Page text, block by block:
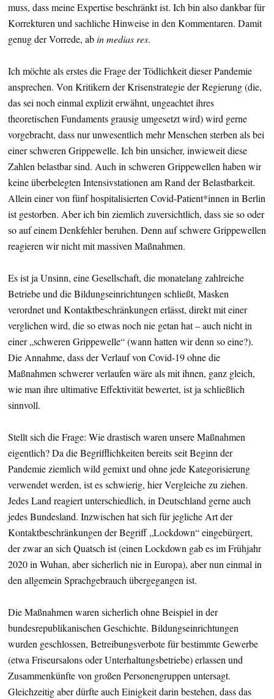
muss, dass meine Expertise beschränkt ist. Ich bin also dankbar für
Korrekturen und sachliche Hinweise in den Kommentaren. Damit
genug der Vorrede, abin medias res.
Ich möchte als erstes die Frage der Tödlichkeit dieser Pandemie
ansprechen. Von Kritikern der Krisenstrategie der Regierung (die,
das sei noch einmal explizit erwähnt, ungeachtet ihres
theoretischen Fundaments grausig umgesetzt wird) wird gerne
vorgebracht, dass nur unwesentlich mehr Menschen sterben als bei
einer schweren Grippewelle. Ich bin unsicher, inwieweit diese
Zahlen belastbar sind. Auch in schweren Grippewellen haben wir
keine überbelegten Intensivstationen am Rand der Belastbarkeit.
Allein einer von fünf hospitalisierten Covid-Patient*innen in Berlin
ist gestorben. Aber ich bin ziemlich zuversichtlich, dass sie so oder
so auf einem Denkfehler beruhen. Denn auf schwere Grippewellen
reagieren wir nicht mit massiven Maßnahmen.
Es ist ja Unsinn, eine Gesellschaft, die monatelang zahlreiche
Betriebe und die Bildungseinrichtungen schließt, Masken
verordnet und Kontaktbeschränkungen erlässt, direkt mit einer
verglichen wird, die so etwas noch nie getan hat – auch nicht in
einer „schweren Grippewelle“ (wann hatten wir denn so eine?).
Die Annahme, dass der Verlauf von Covid-19 ohne die
Maßnahmen schwerer verlaufen wäre als mit ihnen, ganz gleich,
wie man ihre ultimative Effektivität bewertet, ist ja schließlich
sinnvoll.
Stellt sich die Frage: Wie drastisch waren unsere Maßnahmen
eigentlich? Da die Begrifflichkeiten bereits seit Beginn der
Pandemie ziemlich wild gemixt und ohne jede Kategorisierung
verwendet werden, ist es schwierig, hier Vergleiche zu ziehen.
Jedes Land reagiert unterschiedlich, in Deutschland gerne auch
jedes Bundesland. Inzwischen hat sich für jegliche Art der
Kontaktbeschränkungen der Begriff „Lockdown“ eingebürgert,
der zwar an sich Quatsch ist (einen Lockdown gab es im Frühjahr
2020 in Wuhan, aber sicherlich nie in Europa), aber nun einmal in
den allgemein Sprachgebrauch übergegangen ist.
Die Maßnahmen waren sicherlich ohne Beispiel in der
bundesrepublikanischen Geschichte. Bildungseinrichtungen
wurden geschlossen, Betreibungsverbote für bestimmte Gewerbe
(etwa Friseursalons oder Unterhaltungsbetriebe) erlassen und
Zusammenkünfte von großen Personengruppen untersagt.
Gleichzeitig aber dürfte auch Einigkeit darin bestehen, dass das